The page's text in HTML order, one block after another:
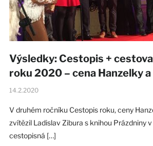
Výsledky: Cestopis +
roku 2020 – cena Hanzelky
14.2.2020
V druhém ročníku Cestopis roku, ceny
zvítězil Ladislav Zibura s knihou Prázdniny
cestopisná […]